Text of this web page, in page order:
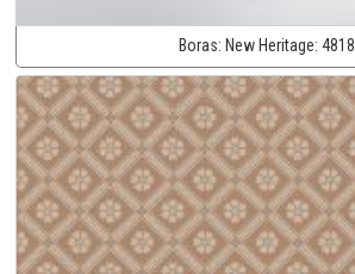
Boras: New Heritage: 4818